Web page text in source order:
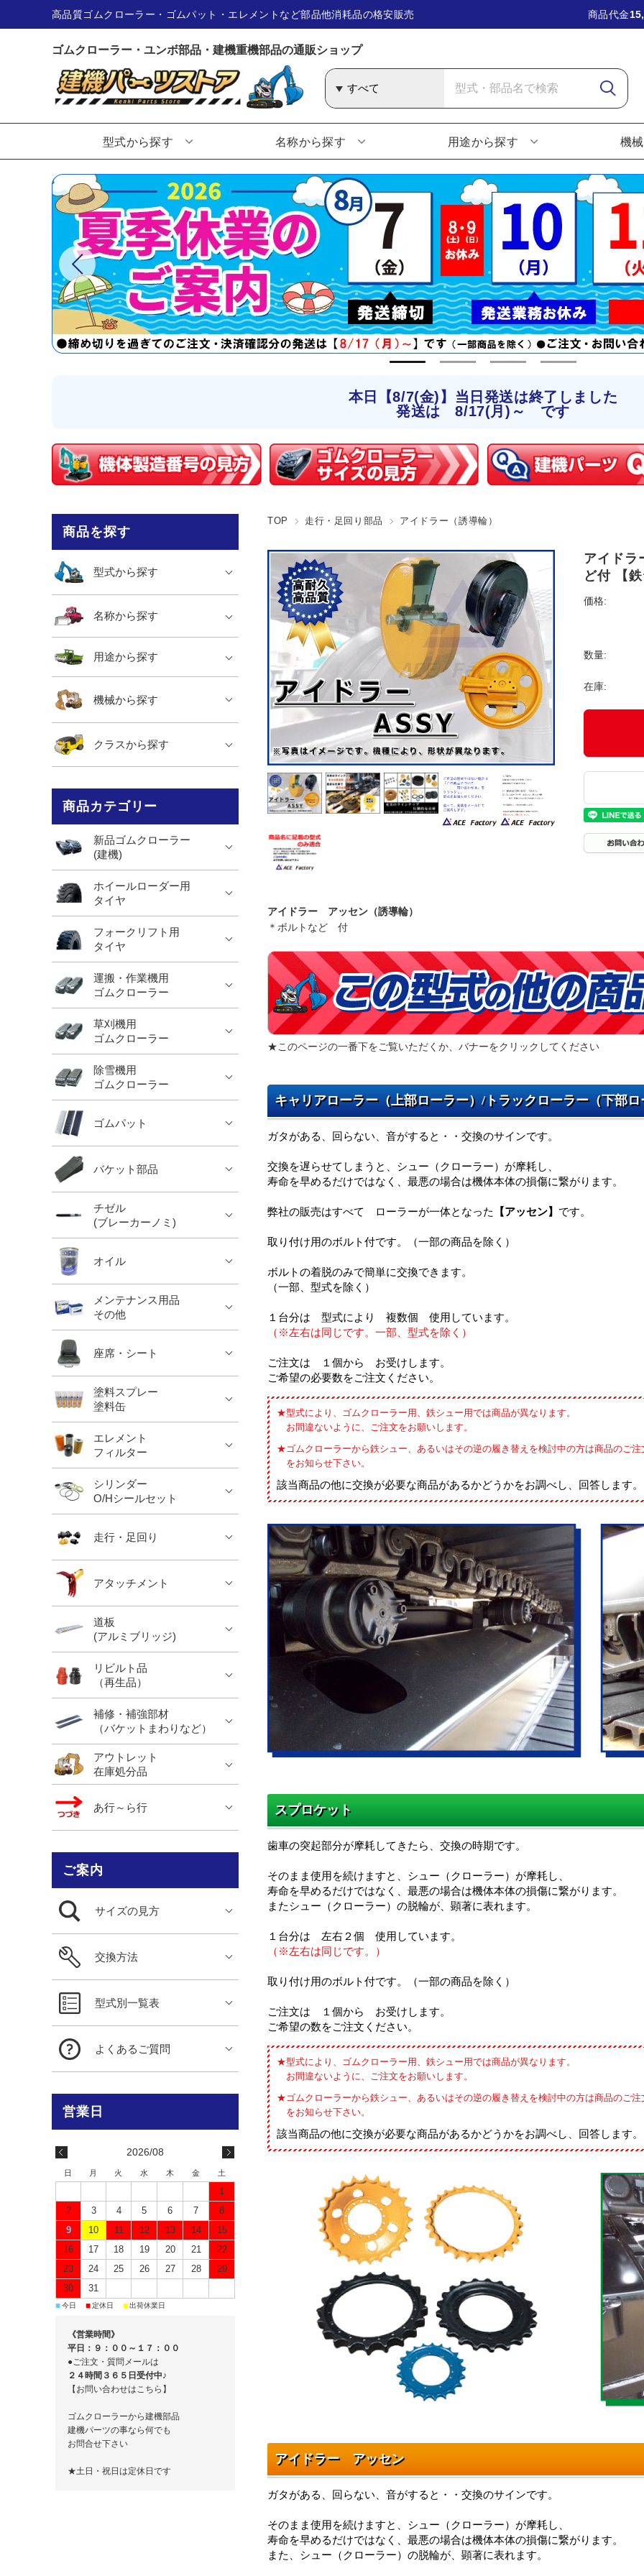
高品質ゴムクローラー・ゴムパット・エレメントなど部品他消耗品の格安販売 商品代金
ゴムクローラー・ユンボ部品・建機重機部品の通販ショップ
型式から探す 名称から探す 用途から探す 機
本日【8/7(金)】当日発送は終了しました
発送は 8/17(月)～ です
TOP 走行・足回り部品 アイドラー（誘導輪）
アイドラ
ど付 【
価格:
数量:
在庫:
アイドラー アッセン（誘導輪）
＊ボルトなど 付
★このページの一番下をご覧いただくか、バナーをクリックしてください
キャリアローラー（上部ローラー）/トラックローラー（下部ロ
ガタがある、回らない、音がすると・・交換のサインです。
交換を遅らせてしまうと、シュー（クローラー）が摩耗し、
寿命を早めるだけではなく、最悪の場合は機体本体の損傷に繋がります。
弊社の販売はすべて ローラーが一体となった 【アッセン】 です。
取り付け用のボルト付です。（一部の商品を除く）
ボルトの着脱のみで簡単に交換できます。
（一部、型式を除く）
１台分は 型式により 複数個 使用しています。
（※左右は同じです。一部、型式を除く）
ご注文は １個から お受けします。
ご希望の必要数をご注文ください。
型式により、ゴムクローラー用、鉄シュー用では商品が異なります。
お間違ないように、ご注文をお願いします。
ゴムクローラーから鉄シュー、あるいはその逆の履き替えを検討中の方は商品のご注
をお知らせ下さい。
該当商品の他に交換が必要な商品があるかどうかをお調べし、回答します。
スプロケット
歯車の突起部分が摩耗してきたら、交換の時期です。
そのまま使用を続けますと、シュー（クローラー）が摩耗し、
寿命を早めるだけではなく、最悪の場合は機体本体の損傷に繋がります。
またシュー（クローラー）の脱輪が、顕著に表れます。
１台分は 左右２個 使用しています。
（※左右は同じです。）
取り付け用のボルト付です。（一部の商品を除く）
ご注文は １個から お受けします。
ご希望の数をご注文ください。
型式により、ゴムクローラー用、鉄シュー用では商品が異なります。
お間違ないように、ご注文をお願いします。
ゴムクローラーから鉄シュー、あるいはその逆の履き替えを検討中の方は商品のご注
をお知らせ下さい。
該当商品の他に交換が必要な商品があるかどうかをお調べし、回答します。
アイドラー アッセン
ガタがある、回らない、音がすると・・交換のサインです。
そのまま使用を続けますと、シュー（クローラー）が摩耗し、
寿命を早めるだけではなく、最悪の場合は機体本体の損傷に繋がります。
また、シュー（クローラー）の脱輪が、顕著に表れます。
商品を探す
型式から探す
名称から探す
用途から探す
機械から探す
クラスから探す
商品カテゴリー
新品ゴムクローラー
(建機)
ホイールローダー用
タイヤ
フォークリフト用
タイヤ
運搬・作業機用
ゴムクローラー
草刈機用
ゴムクローラー
除雪機用
ゴムクローラー
ゴムパット
バケット部品
チゼル
(ブレーカーノミ)
オイル
メンテナンス用品
その他
座席・シート
塗料スプレー
塗料缶
エレメント
フィルター
シリンダー
O/Hシールセット
走行・足回り
アタッチメント
道板
(アルミブリッジ)
リビルト品
（再生品）
補修・補強部材
（バケットまわりなど）
アウトレット
在庫処分品
あ行～ら行
ご案内
サイズの見方
交換方法
型式別一覧表
よくあるご質問
2026/08
日 月 火 水 木 金 土
1
2
3 4 5 6 7
8
9
10 11 12 13 14
15
16
17 18 19 20 21
22
23
24 25 26 27 28
29
30
31
■今日 ■定休日 ■出荷休業日
《営業時間》
平日：９：００～１７：００
●ご注文・質問メールは
２４時間３６５日受付中♪
【お問い合わせはこちら】
ゴムクローラーから建機部品
建機パーツの事なら何でも
お問合せ下さい
★土日・祝日は定休日です